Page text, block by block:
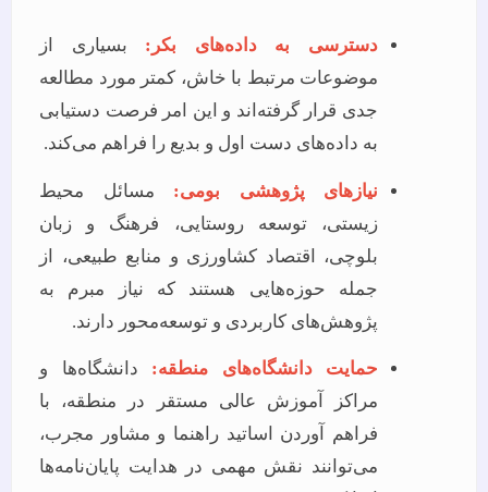
دسترسی به داده‌های بکر: بسیاری از
موضوعات مرتبط با خاش، کمتر مورد مطالعه
جدی قرار گرفته‌اند و این امر فرصت دستیابی
به داده‌های دست اول و بدیع را فراهم می‌کند.
نیازهای پژوهشی بومی: مسائل محیط
زیستی، توسعه روستایی، فرهنگ و زبان
بلوچی، اقتصاد کشاورزی و منابع طبیعی، از
جمله حوزه‌هایی هستند که نیاز مبرم به
پژوهش‌های کاربردی و توسعه‌محور دارند.
حمایت دانشگاه‌های منطقه: دانشگاه‌ها و
مراکز آموزش عالی مستقر در منطقه، با
فراهم آوردن اساتید راهنما و مشاور مجرب،
می‌توانند نقش مهمی در هدایت پایان‌نامه‌ها